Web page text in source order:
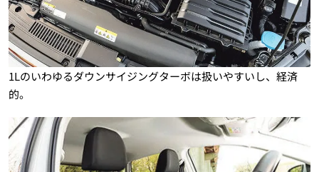
1Lのいわゆるダウンサイジングターボは扱いやすいし、経済
的。